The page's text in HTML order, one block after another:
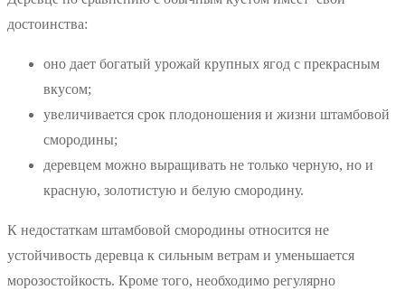
достоинства:
оно дает богатый урожай крупных ягод с прекрасным
вкусом;
увеличивается срок плодоношения и жизни штамбовой
смородины;
деревцем можно выращивать не только черную, но и
красную, золотистую и белую смородину.
К недостаткам штамбовой смородины относится не
устойчивость деревца к сильным ветрам и уменьшается
морозостойкость. Кроме того, необходимо регулярно